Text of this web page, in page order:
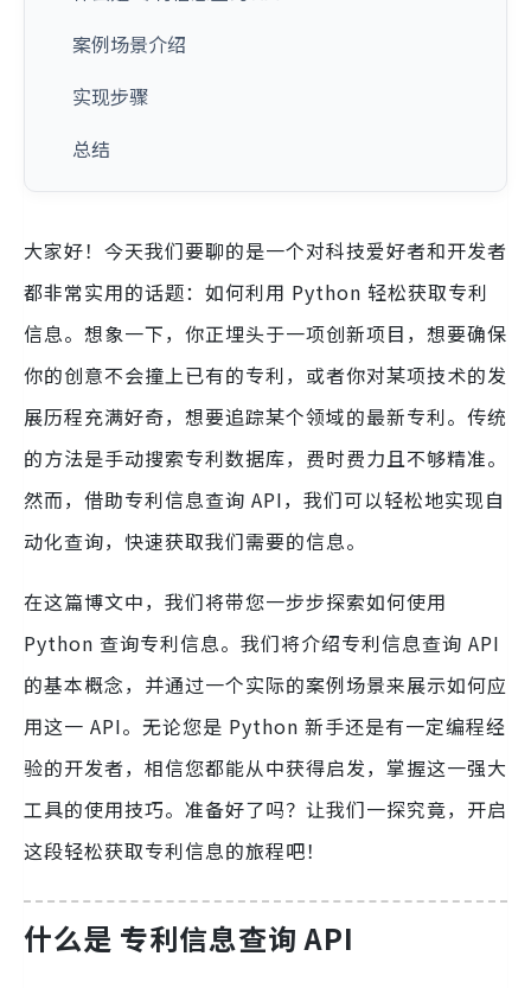
案例场景介绍
实现步骤
总结
大家好！今天我们要聊的是一个对科技爱好者和开发者
都非常实用的话题：如何利用 Python 轻松获取专利
信息。想象一下，你正埋头于一项创新项目，想要确保
你的创意不会撞上已有的专利，或者你对某项技术的发
展历程充满好奇，想要追踪某个领域的最新专利。传统
的方法是手动搜索专利数据库，费时费力且不够精准。
然而，借助专利信息查询 API，我们可以轻松地实现自
动化查询，快速获取我们需要的信息。
在这篇博文中，我们将带您一步步探索如何使用
Python 查询专利信息。我们将介绍专利信息查询 API
的基本概念，并通过一个实际的案例场景来展示如何应
用这一 API。无论您是 Python 新手还是有一定编程经
验的开发者，相信您都能从中获得启发，掌握这一强大
工具的使用技巧。准备好了吗？让我们一探究竟，开启
这段轻松获取专利信息的旅程吧！
什么是 专利信息查询 API